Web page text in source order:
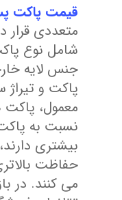
قیمت پاکت
متعددی قرار
شامل نوع
جنس لایه
پاکت و
معمول، پاکت
نسبت به
بیشتری
حفاظت
می کنند. در